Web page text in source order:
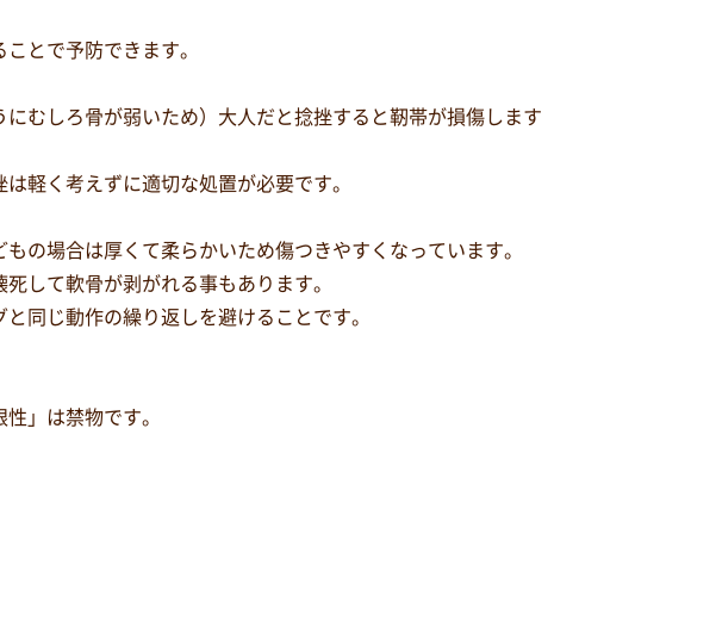
とで予防できます。
むしろ骨が弱いため）大人だと捻挫すると靭帯が損傷します
軽く考えずに適切な処置が必要です。
の場合は厚くて柔らかいため傷つきやすくなっています。
して軟骨が剥がれる事もあります。
同じ動作の繰り返しを避けることです。
」は禁物です。